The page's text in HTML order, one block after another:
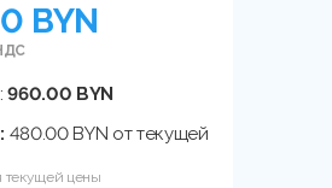
BYN
960.00 BYN
480.00 BYN от текущей
текущей цены